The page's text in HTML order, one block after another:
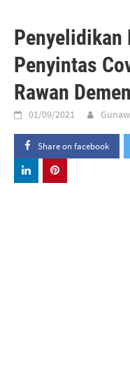
Penyelidikan
Penyintas
Rawan
01/09/2021
Share on facebook